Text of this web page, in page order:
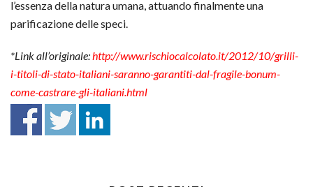
l’essenza della natura umana, attuando finalmente una
parificazione delle speci.
*Link all’originale:http://www.rischiocalcolato.it/2012/10/grilli-
i-titoli-di-stato-italiani-saranno-garantiti-dal-fragile-bonum-
come-castrare-gli-italiani.html